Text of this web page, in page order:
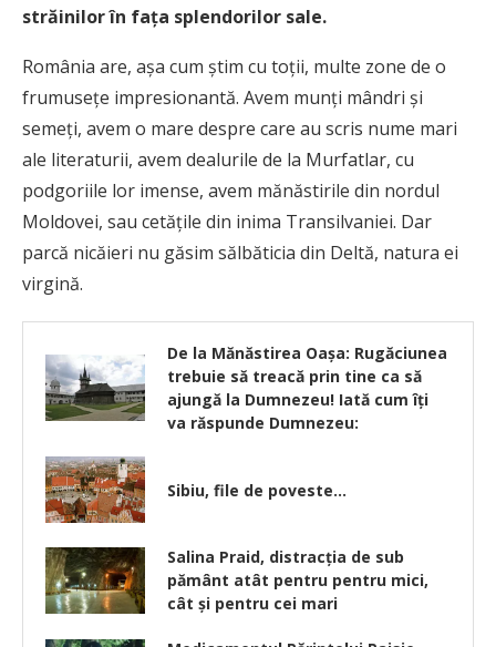
străinilor în fața splendorilor sale.
România are, așa cum știm cu toții, multe zone de o
frumusețe impresionantă. Avem munți mândri și
semeți, avem o mare despre care au scris nume mari
ale literaturii, avem dealurile de la Murfatlar, cu
podgoriile lor imense, avem mănăstirile din nordul
Moldovei, sau cetățile din inima Transilvaniei. Dar
parcă nicăieri nu găsim sălbăticia din Deltă, natura ei
virgină.
De la Mănăstirea Oaşa: Rugăciunea
trebuie să treacă prin tine ca să
ajungă la Dumnezeu! Iată cum îţi
va răspunde Dumnezeu:
Sibiu, file de poveste…
Salina Praid, distracția de sub
pământ atât pentru pentru mici,
cât și pentru cei mari